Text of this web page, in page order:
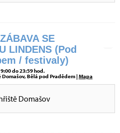
SE
LINDENS (Pod
/ festivaly)
do 23:59 hod.
Bělá pod Pradědem |Mapa
Domašov